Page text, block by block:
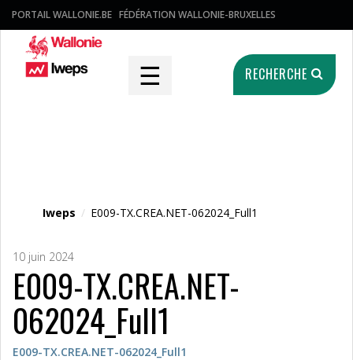
PORTAIL WALLONIE.BE FÉDÉRATION WALLONIE-BRUXELLES
☰ RECHERCHE
Iweps / E009-TX.CREA.NET-062024_Full1
10 juin 2024
E009-TX.CREA.NET-
062024_Full1
E009-TX.CREA.NET-062024_Full1